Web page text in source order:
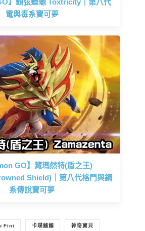
】顫弦蠑螈 Toxtricity｜第八代
電與毒系寶可夢
GO】藏瑪然特(盾之王)
Shield)｜第八代格鬥與鋼
系傳說寶可夢
Fini 卡璞鰭鰭 神奇寶貝